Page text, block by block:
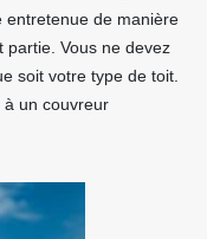
entretenue de manière
partie. Vous ne devez
soit votre type de toit.
à un couvreur